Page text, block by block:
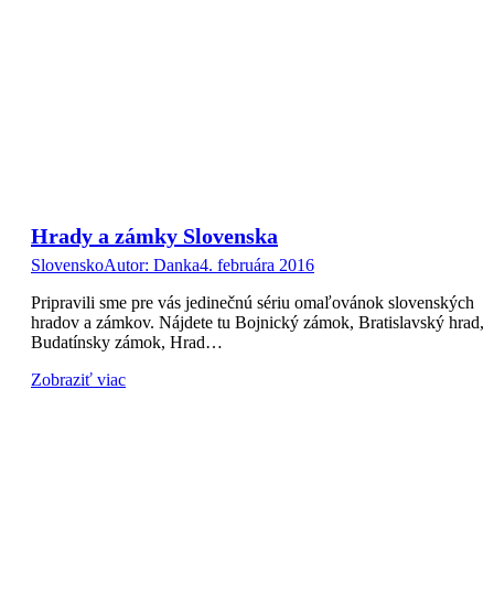
Hrady a zámky Slovenska
SlovenskoAutor: Danka4. februára 2016
Pripravili sme pre vás jedinečnú sériu omaľovánok slovenských
hradov a zámkov. Nájdete tu Bojnický zámok, Bratislavský hrad,
Budatínsky zámok, Hrad…
Zobraziť viac